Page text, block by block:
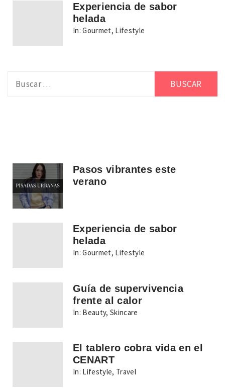
Experiencia de sabor
helada
In: Gourmet, Lifestyle
Pasos vibrantes este
verano
Experiencia de sabor
helada
In: Gourmet, Lifestyle
Guía de supervivencia
frente al calor
In: Beauty,Skincare
El tablero cobra vida en el
CENART
In: Lifestyle, Travel